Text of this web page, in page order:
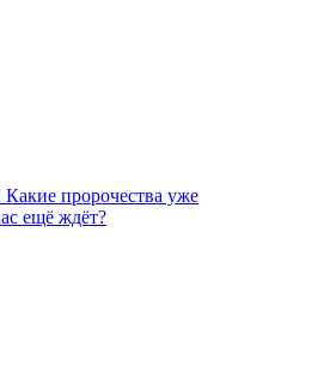
Какие пророчества уже
ещё ждёт?